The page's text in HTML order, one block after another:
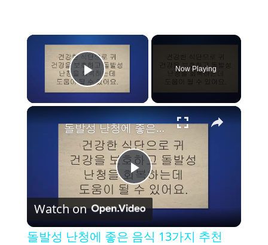
Play Video
Now Playing
P
l
돌발성 난청에 좋은 음식 13가지 추천
Watch on
돌발성 난청에 좋은 음식 13가지 추천